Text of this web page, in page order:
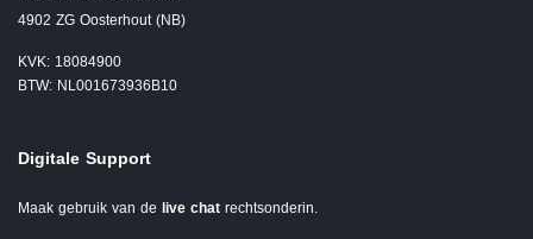
4902 ZG Oosterhout (NB)
KVK: 18084900
BTW: NL001673936B10
Digitale Support
Maak gebruik van de live chat rechtsonderin.